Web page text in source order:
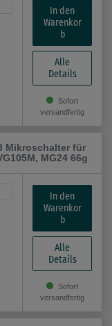
In den
Warenkor
b
Alle
Details
Sofort
versandfertig
Mikroschalter für
MG24 66g
In den
Warenkor
b
Alle
Details
Sofort
versandfertig